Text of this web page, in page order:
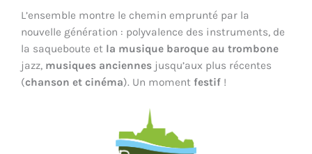
L’ensemble montre le chemin emprunté par la
nouvelle génération : polyvalence des instruments, de
la saqueboute et la musique baroque au trombone
jazz, musiques anciennes jusqu’aux plus récentes
(chanson et cinéma). Un moment festif !